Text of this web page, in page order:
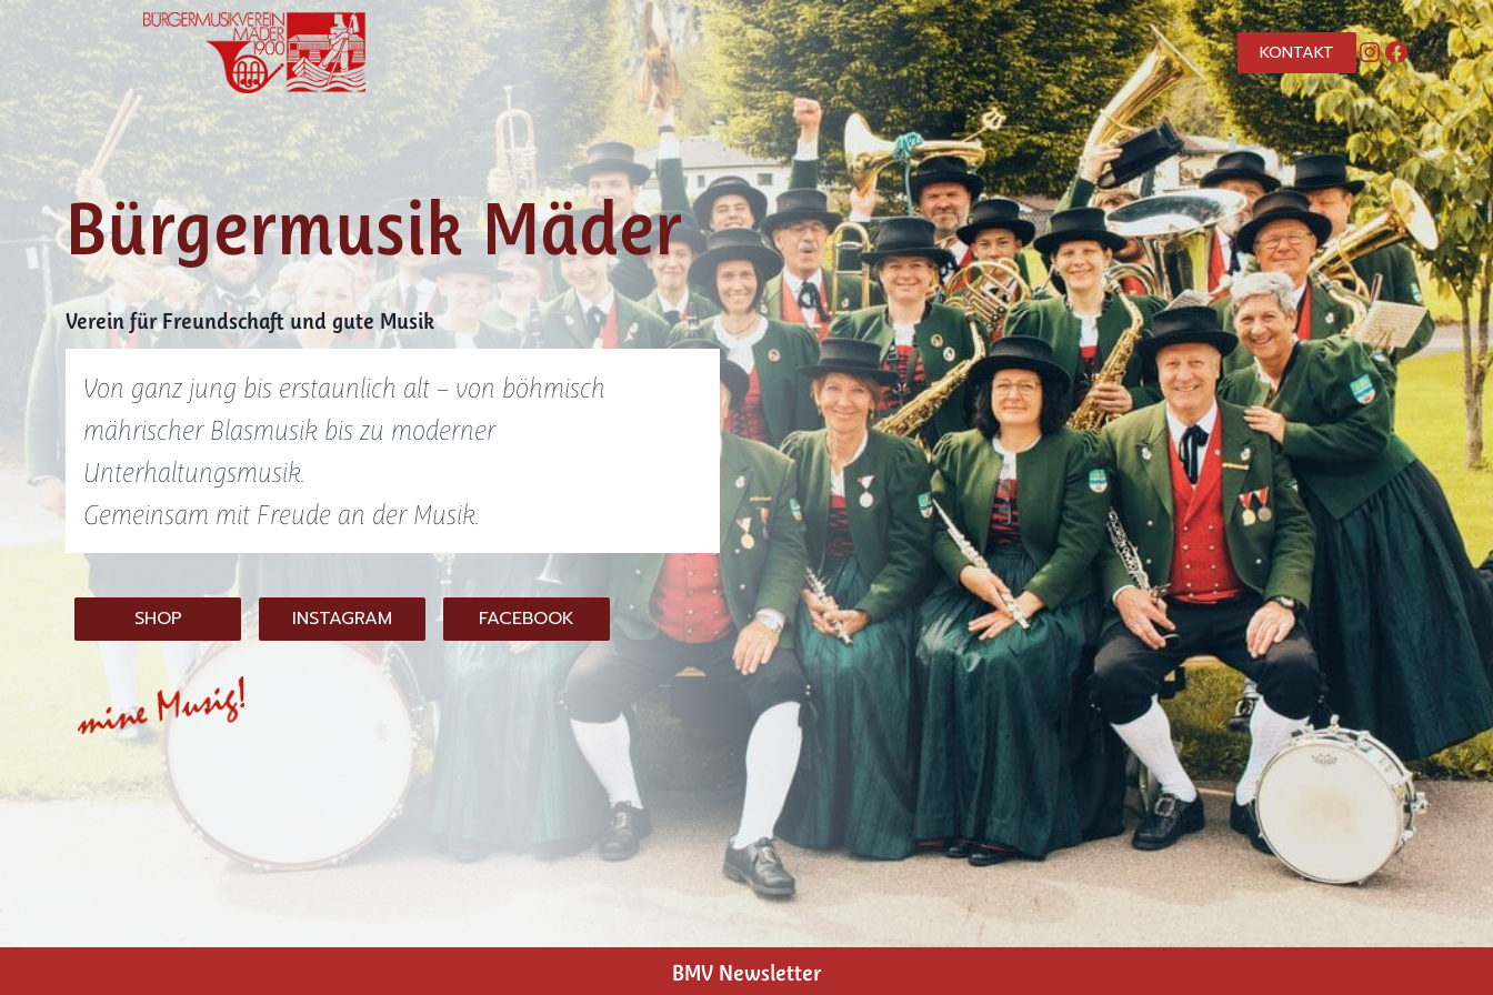
KONTAKT Instagram
Facebook
Bürgermusik Mäder
Verein für Freundschaft und gute Musik
Von ganz jung bis erstaunlich alt – von böhmisch
mährischer Blasmusik bis zu moderner
Unterhaltungsmusik.
Gemeinsam mit Freude an der Musik.
SHOP INSTAGRAM FACEBOOK
BMV Newsletter